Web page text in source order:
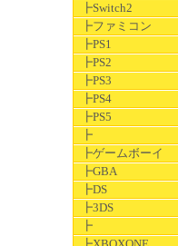
┣Switch2
┣ファミコン
┣PS1
┣PS2
┣PS3
┣PS4
┣PS5
┣
┣ゲームボーイ
┣GBA
┣DS
┣3DS
┣